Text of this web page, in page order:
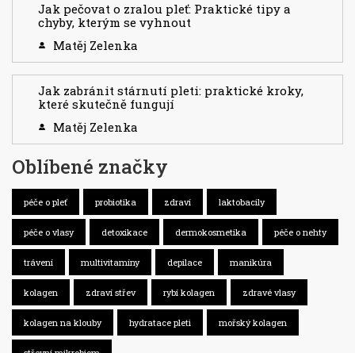
Jak pečovat o zralou pleť: Praktické tipy a
chyby, kterým se vyhnout
Matěj Zelenka
Jak zabránit stárnutí pleti: praktické kroky,
které skutečně fungují
Matěj Zelenka
Oblíbené značky
péče o pleť probiotika zdraví laktobacily
péče o vlasy detoxikace dermokosmetika péče o nehty
trávení multivitamíny depilace manikúra
kolagen zdraví střev rybí kolagen zdravé vlasy
kolagen na klouby hydratace pleti mořský kolagen